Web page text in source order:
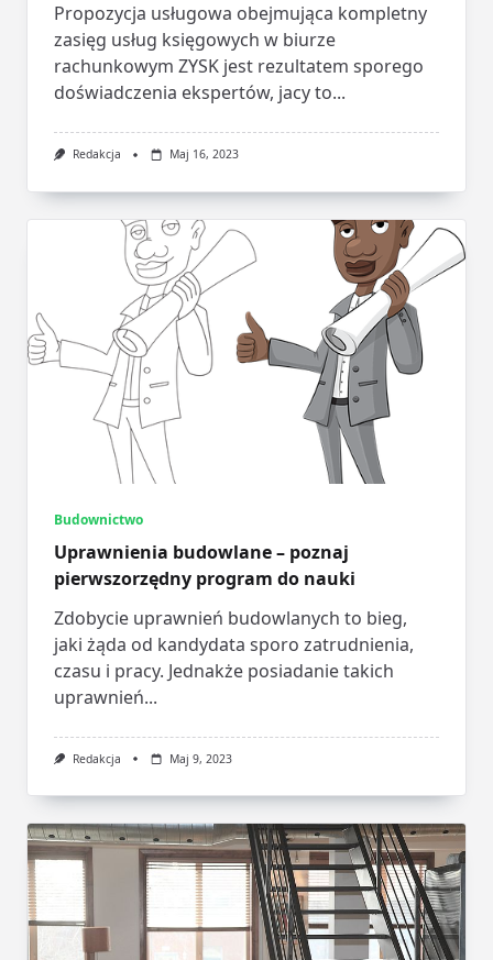
Propozycja usługowa obejmująca kompletny
zasięg usług księgowych w biurze
rachunkowym ZYSK jest rezultatem sporego
doświadczenia ekspertów, jacy to...
Redakcja Maj 16, 2023
Budownictwo
Uprawnienia budowlane – poznaj
pierwszorzędny program do nauki
Zdobycie uprawnień budowlanych to bieg,
jaki żąda od kandydata sporo zatrudnienia,
czasu i pracy. Jednakże posiadanie takich
uprawnień...
Redakcja Maj 9, 2023